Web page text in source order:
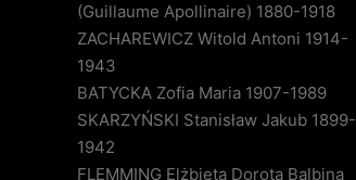
(Guillaume Apollinaire) 1880-1918
ZACHAREWICZ Witold Antoni 1914-
1943
BATYCKA Zofia Maria 1907-1989
SKARZYŃSKI Stanisław Jakub 1899-
1942
FLEMMING Elżbieta Dorota Balbina